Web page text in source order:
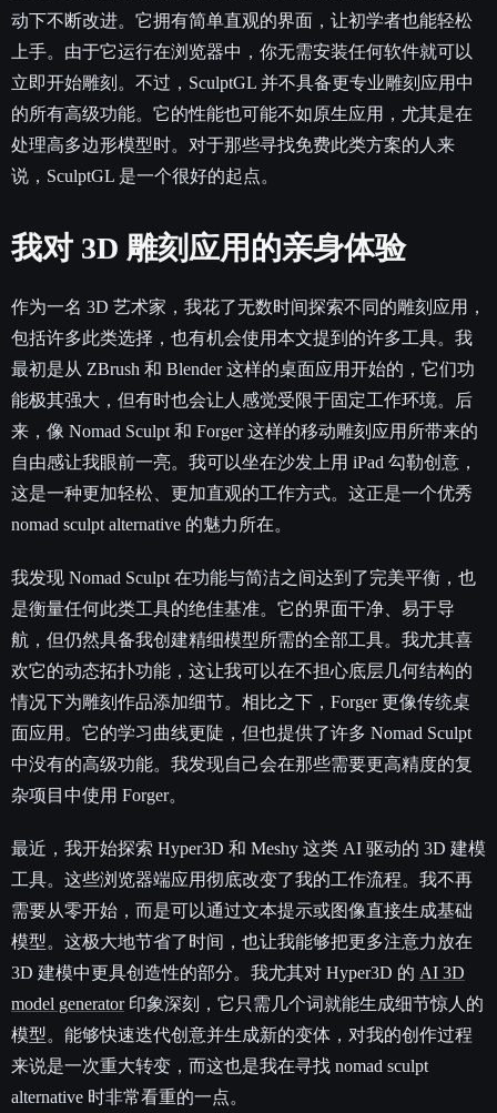
动下不断改进。它拥有简单直观的界面，让初学者也能轻松
上手。由于它运行在浏览器中，你无需安装任何软件就可以
立即开始雕刻。不过，SculptGL 并不具备更专业雕刻应用中
的所有高级功能。它的性能也可能不如原生应用，尤其是在
处理高多边形模型时。对于那些寻找免费此类方案的人来
说，SculptGL 是一个很好的起点。
我对 3D 雕刻应用的亲身体验
作为一名 3D 艺术家，我花了无数时间探索不同的雕刻应用，
包括许多此类选择，也有机会使用本文提到的许多工具。我
最初是从 ZBrush 和 Blender 这样的桌面应用开始的，它们功
能极其强大，但有时也会让人感觉受限于固定工作环境。后
来，像 Nomad Sculpt 和 Forger 这样的移动雕刻应用所带来的
自由感让我眼前一亮。我可以坐在沙发上用 iPad 勾勒创意，
这是一种更加轻松、更加直观的工作方式。这正是一个优秀
nomad sculpt alternative 的魅力所在。
我发现 Nomad Sculpt 在功能与简洁之间达到了完美平衡，也
是衡量任何此类工具的绝佳基准。它的界面干净、易于导
航，但仍然具备我创建精细模型所需的全部工具。我尤其喜
欢它的动态拓扑功能，这让我可以在不担心底层几何结构的
情况下为雕刻作品添加细节。相比之下，Forger 更像传统桌
面应用。它的学习曲线更陡，但也提供了许多 Nomad Sculpt
中没有的高级功能。我发现自己会在那些需要更高精度的复
杂项目中使用 Forger。
最近，我开始探索 Hyper3D 和 Meshy 这类 AI 驱动的 3D 建模
工具。这些浏览器端应用彻底改变了我的工作流程。我不再
需要从零开始，而是可以通过文本提示或图像直接生成基础
模型。这极大地节省了时间，也让我能够把更多注意力放在
3D 建模中更具创造性的部分。我尤其对 Hyper3D 的 AI 3D
model generator印象深刻，它只需几个词就能生成细节惊人的
模型。能够快速迭代创意并生成新的变体，对我的创作过程
来说是一次重大转变，而这也是我在寻找 nomad sculpt
alternative 时非常看重的一点。